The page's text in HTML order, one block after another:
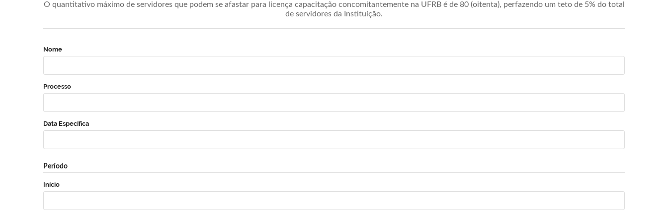
O quantitativo máximo de servidores que podem se afastar para licença capacitação concomitantemente na UFRB é de 80 (oitenta), perfazendo um teto de 5% do total
de servidores da Instituição.
Nome
Processo
Data Específica
Período
Início